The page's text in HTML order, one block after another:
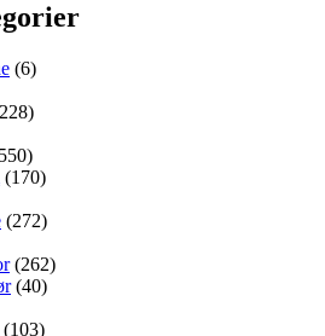
(6)
(170)
(272)
(262)
(40)
(103)